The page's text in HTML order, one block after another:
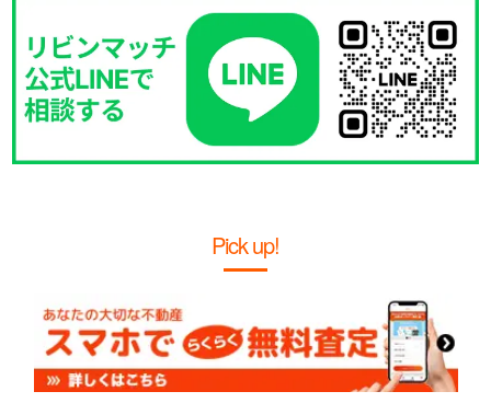
Pick up!